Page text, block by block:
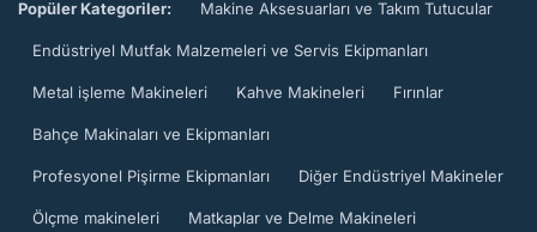
Popüler Kategoriler: Makine Aksesuarları ve Takım Tutucular
Endüstriyel Mutfak Malzemeleri ve Servis Ekipmanları
Metal işleme Makineleri Kahve Makineleri Fırınlar
Bahçe Makinaları ve Ekipmanları
Profesyonel Pişirme Ekipmanları Diğer Endüstriyel Makineler
Ölçme makineleri Matkaplar ve Delme Makineleri